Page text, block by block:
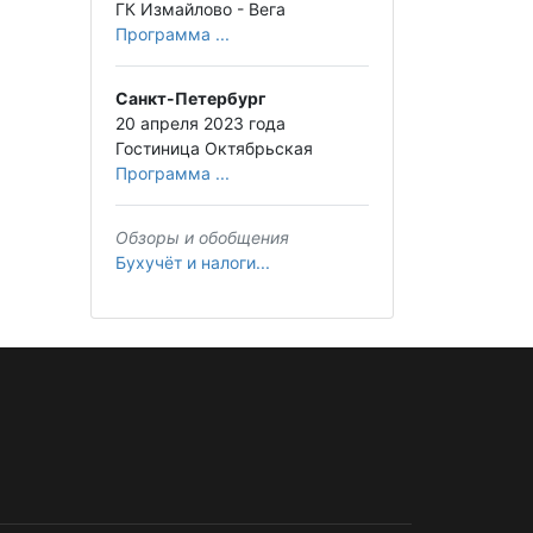
ГК Измайлово - Вега
Программа ...
Санкт-Петербург
20 апреля 2023 года
Гостиница Октябрьская
Программа ...
Обзоры и обобщения
Бухучёт и налоги...